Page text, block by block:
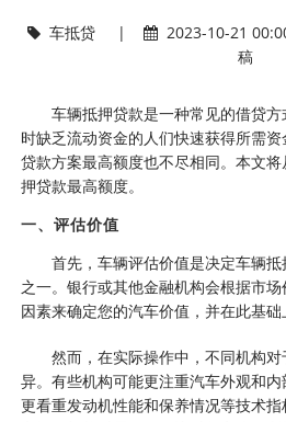
车抵贷| 2023-10-21
稿
车辆抵押贷款是一种常见的借贷
时缺乏流动资金的人们快速获得所需
贷款方案最高额度也不尽相同。本文
押贷款最高额度。
一、评估价值
首先，车辆评估价值是决定车辆
之一。银行或其他金融机构会根据市
因素来确定您的汽车价值，并在此基础
然而，在实际操作中，不同机构
异。有些机构可能更注重汽车外观和
更看重发动机性能和保养情况等技术